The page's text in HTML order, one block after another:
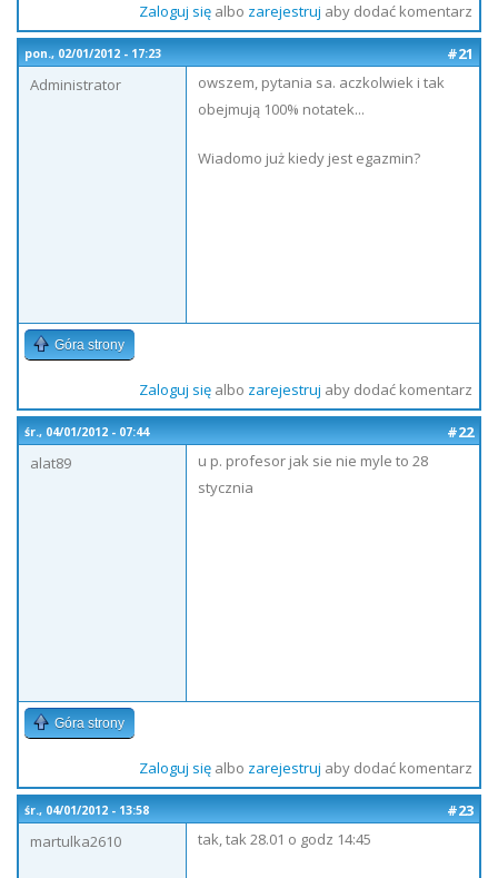
Zaloguj sięalbo zarejestruj aby dodać komentarz
pon., 02/01/2012 - 17:23
#21
Administrator
owszem, pytania sa. aczkolwiek i tak
obejmują 100% notatek...
Wiadomo już kiedy jest egazmin?
Góra strony
Zaloguj sięalbo zarejestruj aby dodać komentarz
śr., 04/01/2012 - 07:44
#22
alat89
u p. profesor jak sie nie myle to 28
stycznia
Góra strony
Zaloguj sięalbo zarejestruj aby dodać komentarz
śr., 04/01/2012 - 13:58
#23
martulka2610
tak, tak 28.01 o godz 14:45